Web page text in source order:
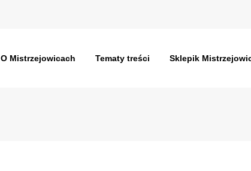
O Mistrzejowicach Tematy treści Sklepik